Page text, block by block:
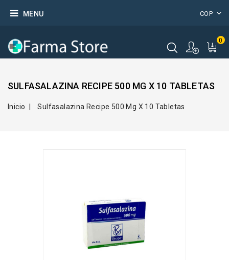
COP
MENU
0
SULFASALAZINA RECIPE 500 MG X 10 TABLETAS
Inicio Sulfasalazina Recipe 500 Mg X 10 Tabletas